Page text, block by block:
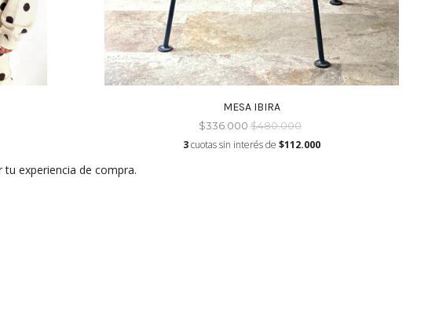
tu experiencia de compra.
MESA IBIRA
$336.000$480.000
3cuotas sin interés de $112.000